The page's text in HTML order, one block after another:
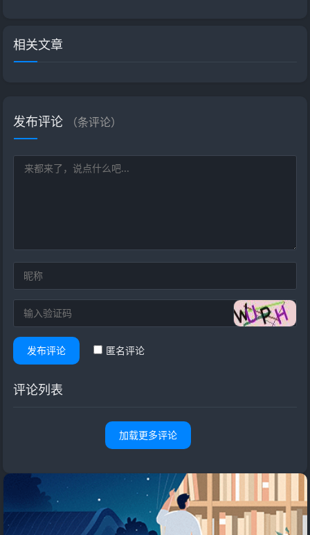
相关文章
发布评论 （条评论）
发布评论 匿名评论
评论列表
加载更多评论